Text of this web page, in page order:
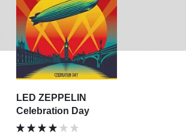
LED ZEPPELIN
Celebration Day